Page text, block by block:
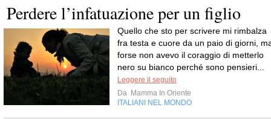
Perdere l’infatuazione per un figlio
Quello che sto per scrivere mi rimbalza
fra testa e cuore da un paio di giorni,
forse non avevo il coraggio di metterlo
nero su bianco perché sono pensieri...
Leggere il seguito
Da Mamma In Oriente
ITALIANI NEL MONDO